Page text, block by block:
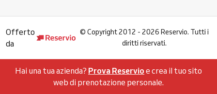
Offerto
da
© Copyright 2012 - 2026 Reservio. Tutti i
diritti riservati.
Hai una tua azienda? Prova Reservio e crea il tuo sito
web di prenotazione personale.